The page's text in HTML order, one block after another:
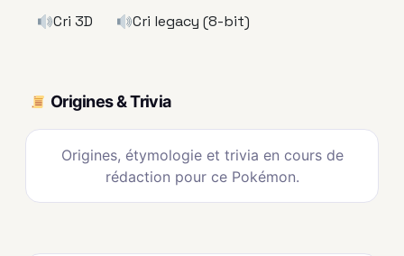
Cri 3D Cri legacy (8-bit)
Origines & Trivia
Origines, étymologie et trivia en cours de
rédaction pour ce Pokémon.